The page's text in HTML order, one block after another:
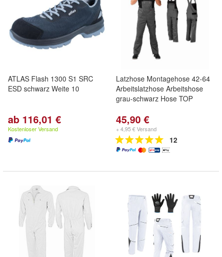
ATLAS Flash 1300 S1 SRC
ESD schwarz Weite 10
ab 116,01 €
Kostenloser Versand
Latzhose Montagehose 42-64
Arbeitslatzhose Arbeitshose
grau-schwarz Hose TOP
45,90 €
+ 4,95 € Versand
12